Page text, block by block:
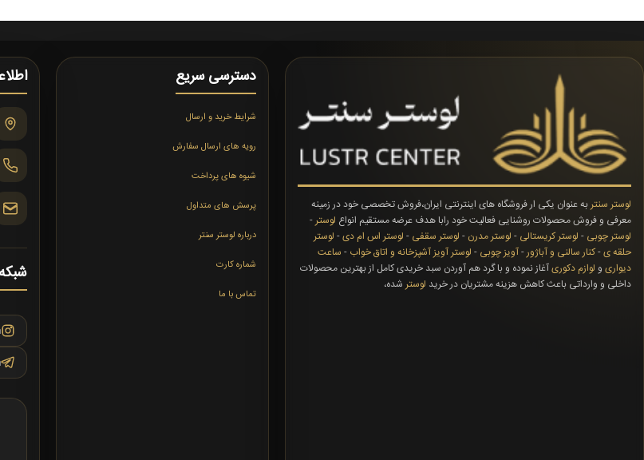
لوستر سنتربه عنوان یکی ار فروشگاه های اینترنتی ایران،فروش تخصصی خود در زمینه
معرفی و فروش محصولات روشنایی فعالیت خود رابا هدف عرضه مستقیم انواع لوستر-
لوستر چوبی - لوستر کریستالی - لوستر مدرن - لوستر سقفی - لوستر اس ام دی- لوستر
حلقه ی-کنار سالنی و آباژور-آویز چوبی - لوستر آویز آشپزخانه و اتاق خواب - ساعت
دیواری و لوازم دکوریآغاز نموده و با گرد هم آوردن سبد خریدی کامل از بهترین محصولات
داخلی و وارداتی باعث کاهش هزینه مشتریان در خرید لوسترشده،
دسترسی سریع
شرایط خرید و ارسال
رویه های ارسال سفارش
شیوه های پرداخت
پرسش های متداول
درباره لوستر سنتر
شماره کارت
تماس با ما